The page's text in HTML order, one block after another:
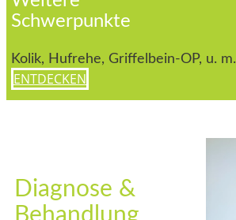
Schwerpunkte
Kolik, Hufrehe, Griffelbein-OP, u. m.
ENTDECKEN
Diagnose &
Behandlung